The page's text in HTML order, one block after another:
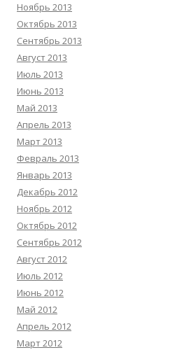
Ноябрь 2013
Октябрь 2013
Сентябрь 2013
Август 2013
Июль 2013
Июнь 2013
Май 2013
Апрель 2013
Март 2013
Февраль 2013
Январь 2013
Декабрь 2012
Ноябрь 2012
Октябрь 2012
Сентябрь 2012
Август 2012
Июль 2012
Июнь 2012
Май 2012
Апрель 2012
Март 2012